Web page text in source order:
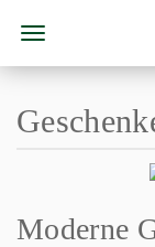
Moderne